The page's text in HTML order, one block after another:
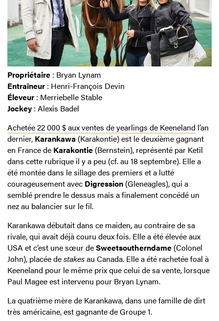
Propriétaire : Bryan Lynam
Entraîneur : Henri-François Devin
Éleveur : Merriebelle Stable
Jockey : Alexis Badel
Achetée 22 000 $ aux ventes de yearlings de Keeneland l’an
dernier, Karankawa (Karakontie) est le deuxième gagnant
en France de Karakontie (Bernstein), représenté par Ketil
dans cette rubrique il y a peu (cf. au 18 septembre). Elle a
été montée dans le sillage des premiers et a lutté
courageusement avec Digression (Gleneagles), qui a
semblé prendre le dessus mais a finalement concédé un
nez au balancier sur le fil.
Karankawa débutait dans ce maiden, au contraire de sa
rivale, qui avait déjà couru deux fois. Elle a été élevée aux
USA et c’est une sœur deSweetsoutherndame (Colonel
John), placée destakesau Canada. Elle a été rachetée foal à
Keeneland pour le même prix que celui de sa vente, lorsque
Paul Magee est intervenu pour Bryan Lynam.
La quatrième mère de Karankawa, dans une famille de dirt
très américaine, est gagnante de Groupe 1.